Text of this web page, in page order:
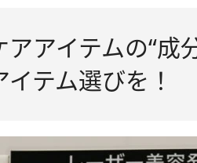
アアイテムの“成
テム選びを！